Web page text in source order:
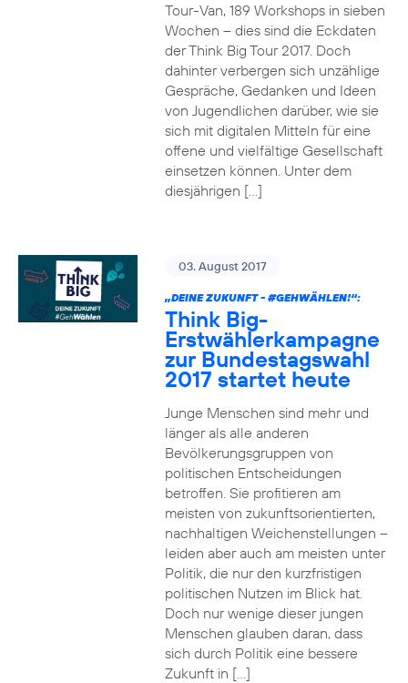
Tour-Van, 189 Workshops in sieben
Wochen – dies sind die Eckdaten
der Think Big Tour 2017. Doch
dahinter verbergen sich unzählige
Gespräche, Gedanken und Ideen
von Jugendlichen darüber, wie sie
sich mit digitalen Mitteln für eine
offene und vielfältige Gesellschaft
einsetzen können. Unter dem
diesjährigen […]
03. August 2017
„DEINE ZUKUNFT - #GEHWÄHLEN!“:
Think Big-
Erstwählerkampagne
zur Bundestagswahl
2017 startet heute
Junge Menschen sind mehr und
länger als alle anderen
Bevölkerungsgruppen von
politischen Entscheidungen
betroffen. Sie profitieren am
meisten von zukunftsorientierten,
nachhaltigen Weichenstellungen –
leiden aber auch am meisten unter
Politik, die nur den kurzfristigen
politischen Nutzen im Blick hat.
Doch nur wenige dieser jungen
Menschen glauben daran, dass
sich durch Politik eine bessere
Zukunft in […]